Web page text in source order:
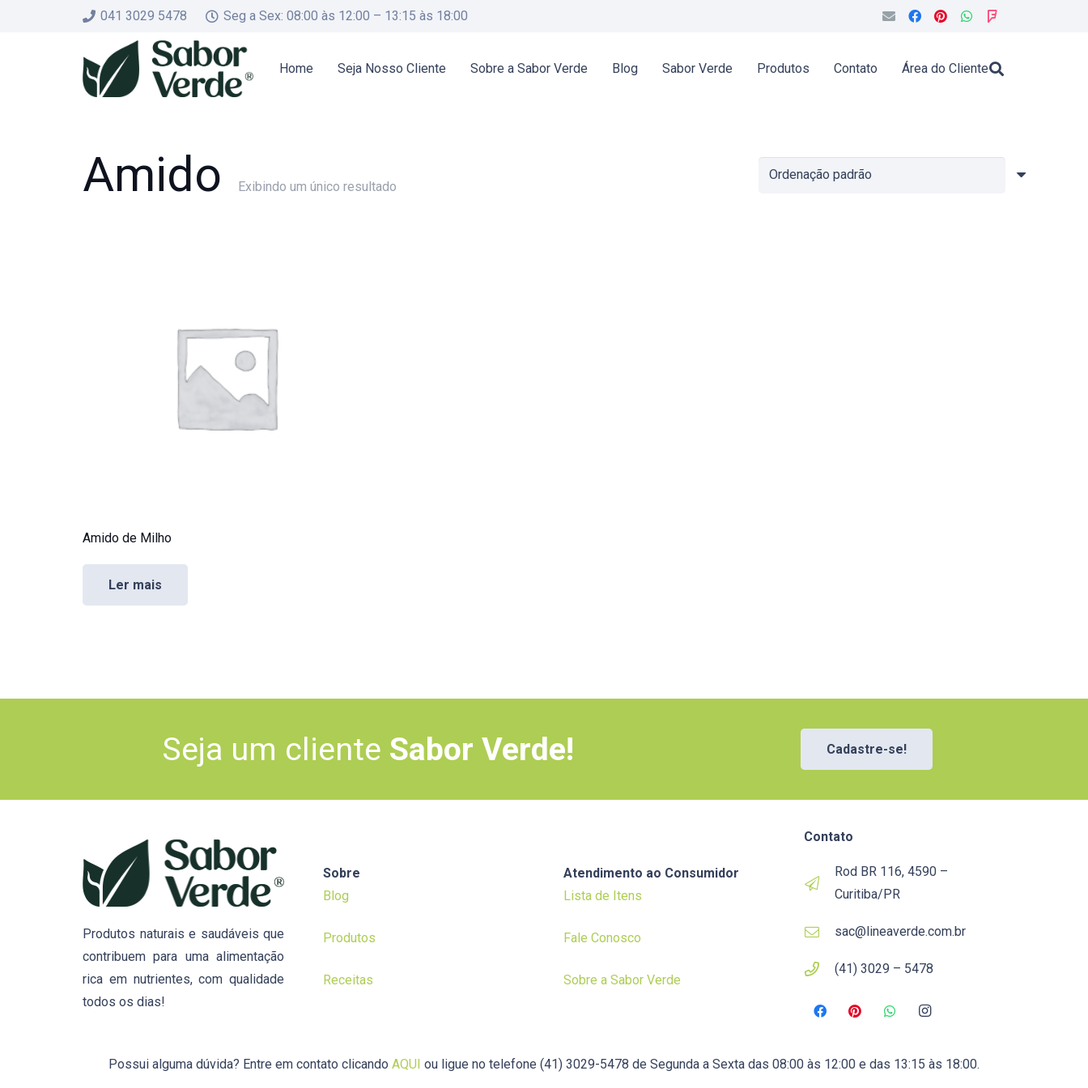
041 3029 5478 Seg a Sex: 08:00 às 12:00 – 13:15 às 18:00
Home Seja Nosso Cliente Sobre a Sabor Verde Blog Sabor Verde Produtos Contato Área do Cliente
Amido Exibindo um único resultado
Amido de Milho
Ler mais
Seja um cliente Sabor Verde! Cadastre-se!
Produtos naturais e saudáveis que
contribuem para uma alimentação
rica em nutrientes, com qualidade
todos os dias!
Sobre
Blog
Produtos
Receitas
Atendimento ao Consumidor
Lista de Itens
Fale Conosco
Sobre a Sabor Verde
Contato
Rod BR 116, 4590 –
Curitiba/PR
sac@lineaverde.com.br
(41) 3029 – 5478
Possui alguma dúvida? Entre em contato clicando AQUI ou ligue no telefone (41) 3029-5478 de Segunda a Sexta das 08:00 às 12:00 e das 13:15 às 18:00.